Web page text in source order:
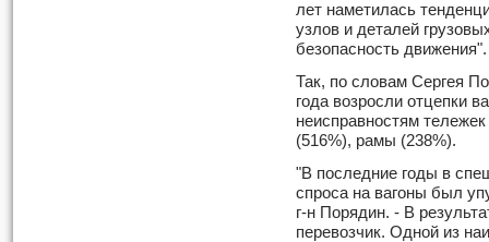
лет наметилась
узлов и деталей
безопасность движения".
Так, по словам Сергея
года возросли отцепки
неисправностям
(516%), рамы (238%).
"В последние годы в
спроса на вагоны был
г-н Порядин. - В
перевозчик. Одной из